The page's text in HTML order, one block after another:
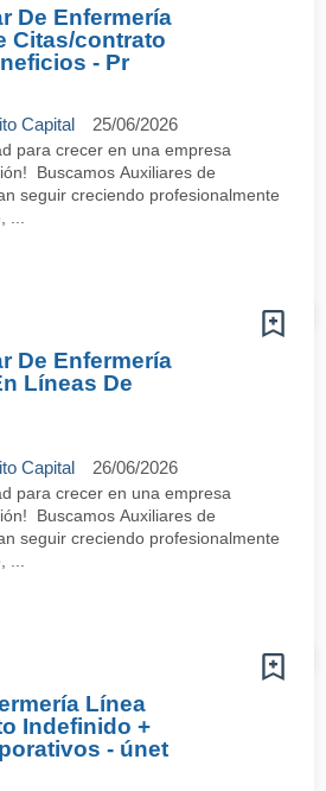
De Enfermería
Citas/contrato
- Pr
Capital 25/06/2026
para crecer en una empresa
Buscamos Auxiliares de
seguir creciendo profesionalmente
De Enfermería
Líneas De
Capital 26/06/2026
para crecer en una empresa
Buscamos Auxiliares de
seguir creciendo profesionalmente
Línea
Indefinido +
- únet